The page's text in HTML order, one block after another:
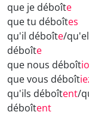
que je déboîte
que tu déboîtes
qu'il déboîte/
déboîte
que nous déboît
que vous déboît
qu'ils déboîtent/
déboîtent